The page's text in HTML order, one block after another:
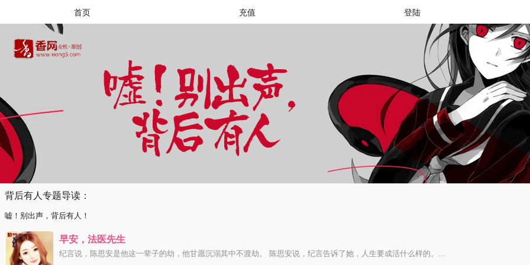
首页 充值 登陆
背后有人专题导读：
嘘！别出声，背后有人！
早安，法医先生
纪言说，陈思安是他这一辈子的劫，他甘愿沉溺其中不渡劫。 陈思安说，纪言告诉了她，人生要成活什么样的。...